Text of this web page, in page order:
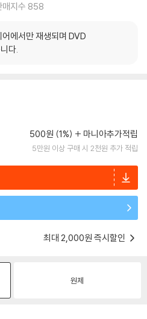
매지수 858
에서만 재생되며 DVD
다.
500원 (1%) 마니아추가적립
5만원 이상 구매 시 2천원 추가 적립
최대 2,000원 즉시할인
원제